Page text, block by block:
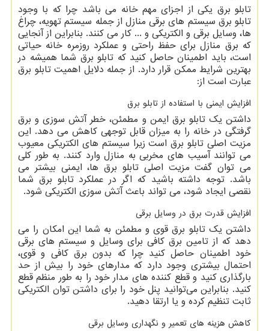
تابلو برق یکی از اجزای مهم خانه می باشد چرا که با وجود
تابلو برق سیستم های برقی منازل از جمله سیستم تهویه، چراغ
‌ها، وسایل برقی و الکتریکی و ... کار می کنند. بنابراین از آنجایی
که برق منازل برای حفظ راحتی و عملکرد روزمره خانه حیاتی
است، باید اطمینان حاصل کنید که تابلو برق شما همیشه در
بهترین شرایط ممکن قرار دارد. از جمله دلایل اهمیت تابلو برق
عبارت است از:
افزایش ایمنی با استفاده از تابلو برق
داشتن یک تابلو برق ایمن و مطمئن، خطر آتش سوزی و برق
گرفتگی در خانه را به میزان قابل توجهی کاهش می دهد. این
مزیت اصلی تابلو برق است زیرا سیستم های الکتریکی معیوب
می توانند آسیب های مخربی به منازل وارد کنند. به طور کلی
می توان گفت مزیت اصلی تابلو برق ها، ایمنی بیشتر می
باشد. توجه داشته باشید که اگر در عملکرد تابلو برق شما
نقصی ایجاد شود، می تواند باعث آتش سوزی الکتریکی شود.
افزایش قدرت برق در وسایل برقی
داشتن یک تابلو برق قوی و مطمئن به شما این امکان را می
دهد که از تامین برق کافی برای وسایل و سیستم های برقی
خود اطمینان حاصل کنید چرا که بدون برق کافی و قوی،
احتمال بیشتری وجود دارد که مدارهای خود را بیش از حد
بارگذاری کنید و قطع کننده های مدار خود را به طور منظم قطع
کنید. بنابراین می‌توانید پنل خود را برای داشتن توان الکتریکی
ثابت تنظیم کرده و یا ارتقا دهید.
کاهش هزینه های تعمیر و نگهداری وسایل برقی